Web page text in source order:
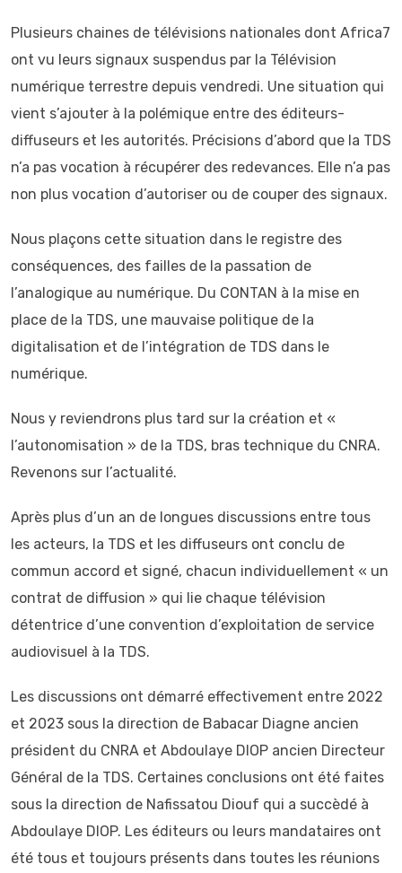
Plusieurs chaines de télévisions nationales dont Africa7
ont vu leurs signaux suspendus par la Télévision
numérique terrestre depuis vendredi. Une situation qui
vient s’ajouter à la polémique entre des éditeurs-
diffuseurs et les autorités. Précisions d’abord que la TDS
n’a pas vocation à récupérer des redevances. Elle n’a pas
non plus vocation d’autoriser ou de couper des signaux.
Nous plaçons cette situation dans le registre des
conséquences, des failles de la passation de
l’analogique au numérique. Du CONTAN à la mise en
place de la TDS, une mauvaise politique de la
digitalisation et de l’intégration de TDS dans le
numérique.
Nous y reviendrons plus tard sur la création et «
l’autonomisation » de la TDS, bras technique du CNRA.
Revenons sur l’actualité.
Après plus d’un an de longues discussions entre tous
les acteurs, la TDS et les diffuseurs ont conclu de
commun accord et signé, chacun individuellement « un
contrat de diffusion » qui lie chaque télévision
détentrice d’une convention d’exploitation de service
audiovisuel à la TDS.
Les discussions ont démarré effectivement entre 2022
et 2023 sous la direction de Babacar Diagne ancien
président du CNRA et Abdoulaye DIOP ancien Directeur
Général de la TDS. Certaines conclusions ont été faites
sous la direction de Nafissatou Diouf qui a succèdé à
Abdoulaye DIOP. Les éditeurs ou leurs mandataires ont
été tous et toujours présents dans toutes les réunions